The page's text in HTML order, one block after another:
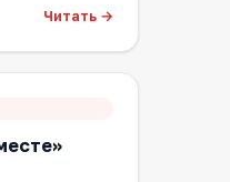
Читать →